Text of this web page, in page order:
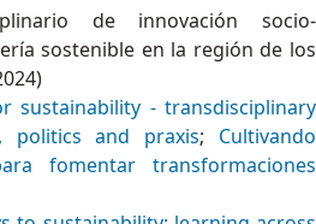
de innovación socio-
sostenible en la región de los
sustainability - transdisciplinary
politics and praxis; Cultivando
fomentar transformaciones